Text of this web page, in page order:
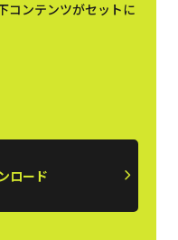
コンテンツがセットに
ロード